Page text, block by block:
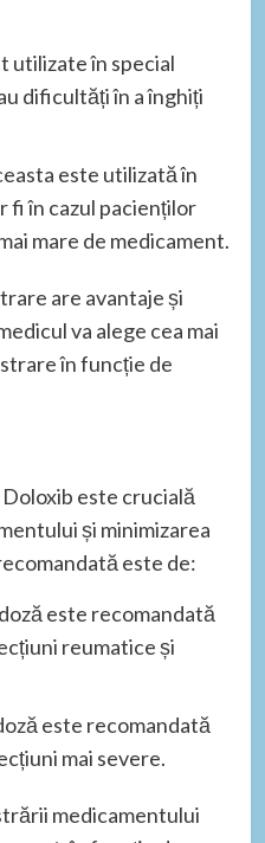
utilizate în special
dificultăți în a înghiți
este utilizată în
fi în cazul pacienților
mare de medicament.
are avantaje și
va alege cea mai
în funcție de
este crucială
și minimizarea
este de:
este recomandată
reumatice și
este recomandată
mai severe.
medicamentului